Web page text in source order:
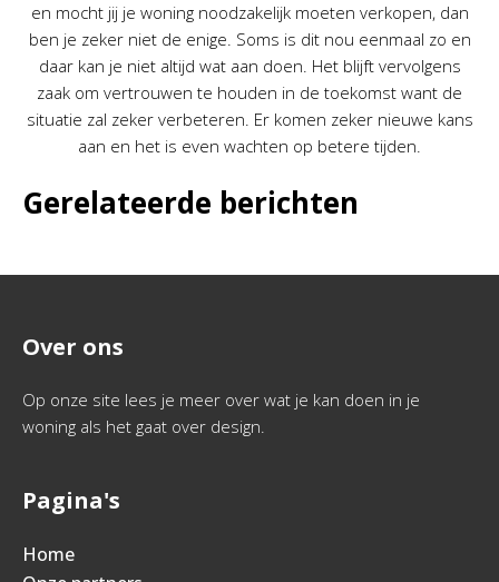
en mocht jij je woning noodzakelijk moeten verkopen, dan
ben je zeker niet de enige. Soms is dit nou eenmaal zo en
daar kan je niet altijd wat aan doen. Het blijft vervolgens
zaak om vertrouwen te houden in de toekomst want de
situatie zal zeker verbeteren. Er komen zeker nieuwe kans
aan en het is even wachten op betere tijden.
Gerelateerde berichten
Over ons
Op onze site lees je meer over wat je kan doen in je
woning als het gaat over design.
Pagina's
Home